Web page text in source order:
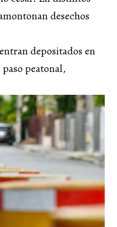
desechos
depositados en
peatonal,